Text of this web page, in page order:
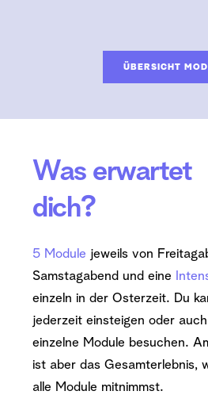
ÜBERSICHT
Was erwartet
dich?
5 Module jeweils von
Samstagabend und eine
einzeln in der Osterzeit. Du
jederzeit einsteigen oder
einzelne Module besuchen.
ist aber das Gesamterlebnis,
alle Module mitnimmst.